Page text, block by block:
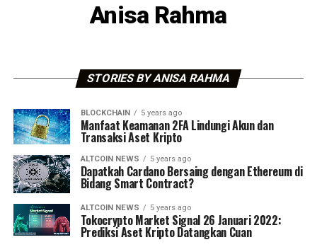
Anisa Rahma
STORIES BY ANISA RAHMA
BLOCKCHAIN 5 years ago
Manfaat Keamanan 2FA Lindungi Akun dan
Transaksi Aset Kripto
ALTCOIN NEWS 5 years ago
Dapatkah Cardano Bersaing dengan Ethereum di
Bidang Smart Contract?
ALTCOIN NEWS 5 years ago
Tokocrypto Market Signal 26 Januari 2022:
Prediksi Aset Kripto Datangkan Cuan